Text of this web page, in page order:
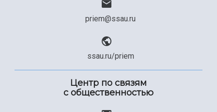
priem@ssau.ru
ssau.ru/priem
Центр по связям
с общественностью